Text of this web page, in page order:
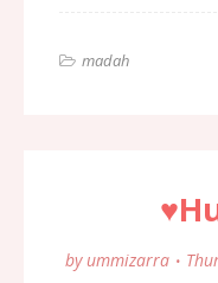
madah
by ummizarra